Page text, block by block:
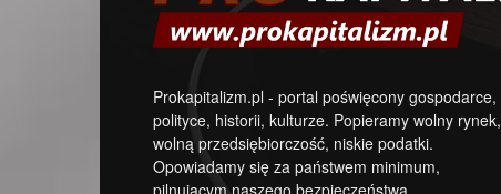
Prokapitalizm.pl - portal poświęcony gospodarce,
polityce, historii, kulturze. Popieramy wolny rynek,
wolną przedsiębiorczość, niskie podatki.
Opowiadamy się za państwem minimum,